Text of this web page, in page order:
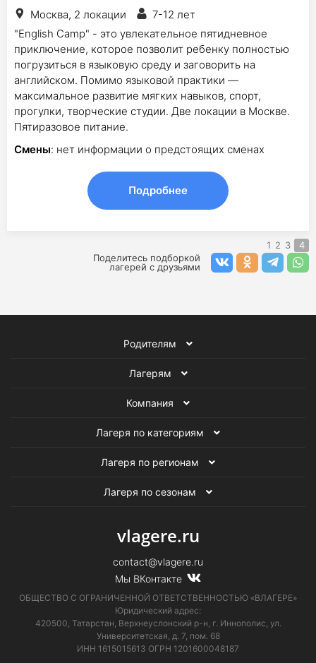
Москва, 2 локации
7-12 лет
"English Camp" - это увлекательное пятидневное
приключение, которое позволит ребенку полностью
погрузиться в языковую среду и заговорить на
английском. Помимо языковой практики —
максимальное развитие мягких навыков, спорт,
прогулки, творческие студии. Две локации в Москве.
Пятиразовое питание.
Смены: нет информации о предстоящих сменах
Подробнее
1 2 3
4
Поделитесь подборкой
лагерей с друзьями
Родителям
Лагерям
Компания
Лагеря по категориям
Лагеря по регионам
Лагеря по сезонам
vlagere.ru
contact@vlagere.ru
Мы ВКонтакте
ОБЩЕСТВО С ОГРАНИЧЕННОЙ ОТВЕТСТВЕННОСТЬЮ «ВЛАГЕРЕ»
Юридический адрес:
420500, Татарстан, Верхнеуслонский р-н, г. Иннополис, ул.
Университетская, д. 7, пом. 68
ИНН 1615015613 ОГРН 1201600048187